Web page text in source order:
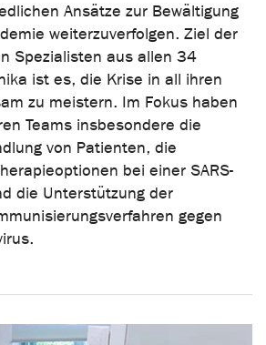
Ansätze zur Bewältigung
weiterzuverfolgen. Ziel der
Spezialisten aus allen 34
ist es, die Krise in all ihren
zu meistern. Im Fokus haben
Teams insbesondere die
von Patienten, die
bei einer SARS-
die Unterstützung der
gegen